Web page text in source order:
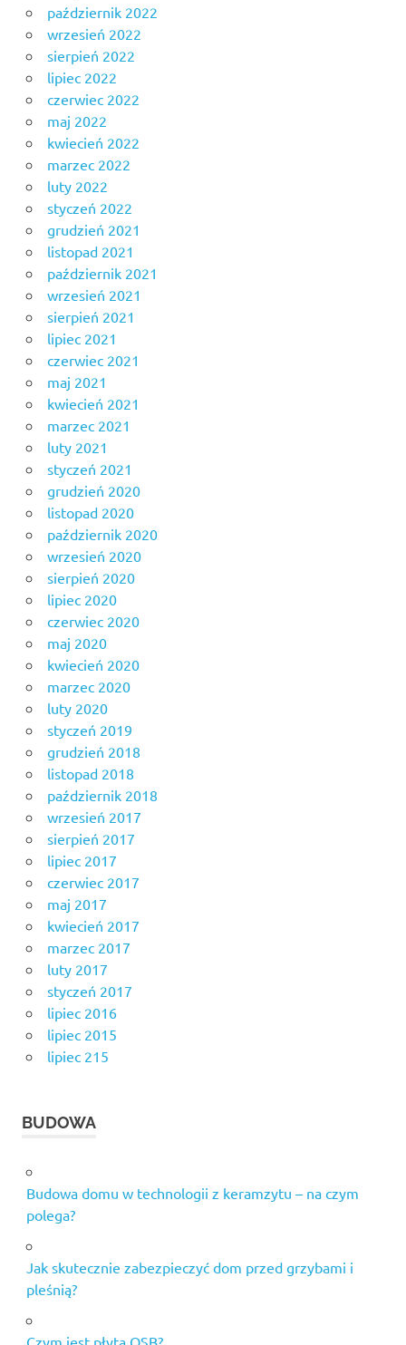
październik 2022
wrzesień 2022
sierpień 2022
lipiec 2022
czerwiec 2022
maj 2022
kwiecień 2022
marzec 2022
luty 2022
styczeń 2022
grudzień 2021
listopad 2021
październik 2021
wrzesień 2021
sierpień 2021
lipiec 2021
czerwiec 2021
maj 2021
kwiecień 2021
marzec 2021
luty 2021
styczeń 2021
grudzień 2020
listopad 2020
październik 2020
wrzesień 2020
sierpień 2020
lipiec 2020
czerwiec 2020
maj 2020
kwiecień 2020
marzec 2020
luty 2020
styczeń 2019
grudzień 2018
listopad 2018
październik 2018
wrzesień 2017
sierpień 2017
lipiec 2017
czerwiec 2017
maj 2017
kwiecień 2017
marzec 2017
luty 2017
styczeń 2017
lipiec 2016
lipiec 2015
lipiec 215
BUDOWA
Budowa domu w technologii z keramzytu – na czym
polega?
Jak skutecznie zabezpieczyć dom przed grzybami i
pleśnią?
Czym jest płyta OSB?